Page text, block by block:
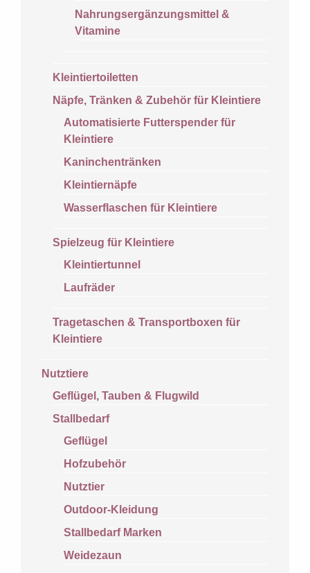
Nahrungsergänzungsmittel &
Vitamine
Kleintiertoiletten
Näpfe, Tränken & Zubehör für Kleintiere
Automatisierte Futterspender für
Kleintiere
Kaninchentränken
Kleintiernäpfe
Wasserflaschen für Kleintiere
Spielzeug für Kleintiere
Kleintiertunnel
Laufräder
Tragetaschen & Transportboxen für
Kleintiere
Nutztiere
Geflügel, Tauben & Flugwild
Stallbedarf
Geflügel
Hofzubehör
Nutztier
Outdoor-Kleidung
Stallbedarf Marken
Weidezaun